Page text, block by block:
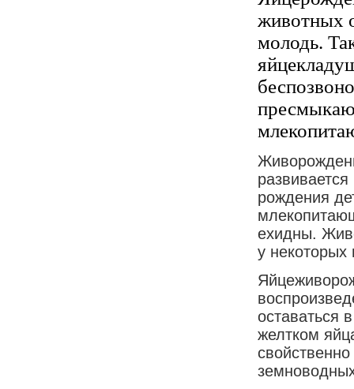
животных
молодь.
рождения
ехидны.
у
оставаться
желтком